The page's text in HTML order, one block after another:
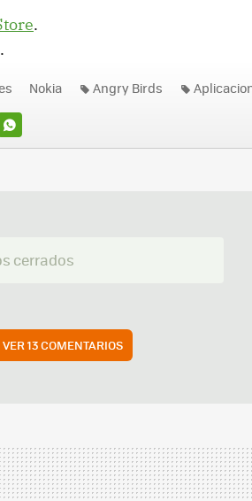
.
.
Nokia Angry Birds
cerrados
VER13 COMENTARIOS